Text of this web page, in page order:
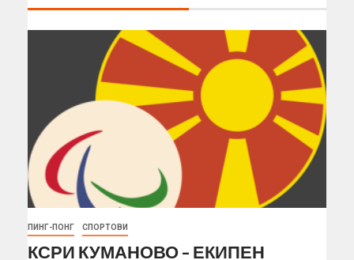
ПИНГ-ПОНГ СПОРТОВИ
КСРИ КУМАНОВО – ЕКИПЕН